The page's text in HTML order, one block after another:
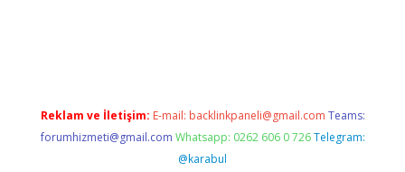
Reklam ve İletişim: E-mail: backlinkpaneli@gmail.com Teams:
forumhizmeti@gmail.com Whatsapp: 0262 606 0 726 Telegram:
@karabul